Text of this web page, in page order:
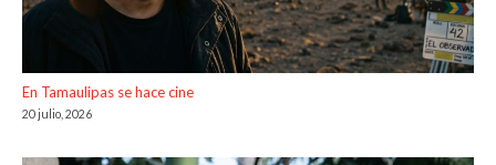
En Tamaulipas se hace cine
20 julio, 2026